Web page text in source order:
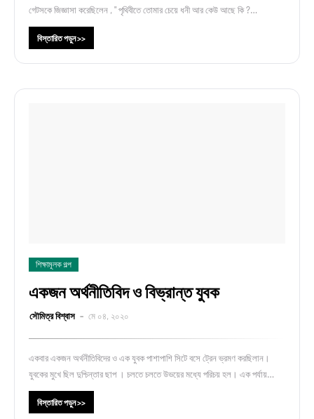
গেটসকে জিজ্ঞাসা করেছিলেন , " পৃথিবীতে তোমার চেয়ে ধনী আর কেউ আছে কি ?…
বিস্তারিত পড়ুন >>
শিক্ষামূলক গল্প
একজন অর্থনীতিবিদ ও বিভ্রান্ত যুবক
সৌমিত্র বিশ্বাস মে ০৪, ২০২০
একবার একজন অর্থনীতিবিদের ও এক যুবক পাশাপাশি সিটে বসে ট্রেন ভ্রমণ করছিলান।
যুবকের মুখে ছিল দুশ্চিন্তার ছাপ । চলতে চলতে উভয়ের মধ্যে পরিচয় হল। এক পর্যায়…
বিস্তারিত পড়ুন >>
Home About Contact Me